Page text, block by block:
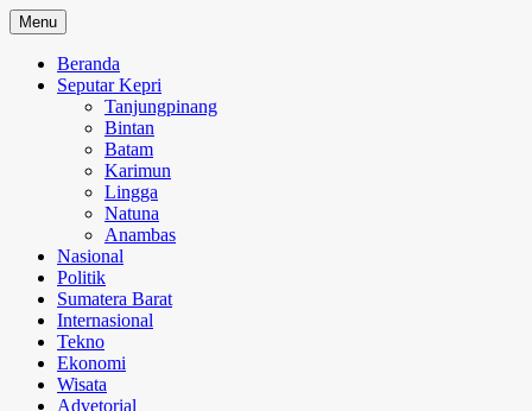
Skip
to
content
Menu
Beranda
Seputar Kepri
Tanjungpinang
Bintan
Batam
Karimun
Lingga
Natuna
Anambas
Nasional
Politik
Sumatera Barat
Internasional
Tekno
Ekonomi
Wisata
Advetorial